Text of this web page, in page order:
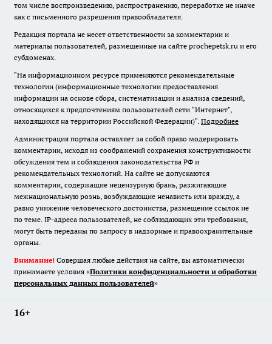
том числе воспроизведению, распространению, переработке не иначе
как с письменного разрешения правообладателя.
Редакция портала не несет ответственности за комментарии и
материалы пользователей, размещенные на сайте prochepetsk.ru и его
субдоменах.
"На информационном ресурсе применяются рекомендательные
технологии (информационные технологии предоставления
информации на основе сбора, систематизации и анализа сведений,
относящихся к предпочтениям пользователей сети "Интернет",
находящихся на территории Российской Федерации)". Подробнее
Администрация портала оставляет за собой право модерировать
комментарии, исходя из соображений сохранения конструктивности
обсуждения тем и соблюдения законодательства РФ и
рекомендательных технологий. На сайте не допускаются
комментарии, содержащие нецензурную брань, разжигающие
межнациональную рознь, возбуждающие ненависть или вражду, а
равно унижение человеческого достоинства, размещение ссылок не
по теме. IP-адреса пользователей, не соблюдающих эти требования,
могут быть переданы по запросу в надзорные и правоохранительные
органы.
Внимание! Совершая любые действия на сайте, вы автоматически
принимаете условия «Политики конфиденциальности и обработки
персональных данных пользователей»
16+